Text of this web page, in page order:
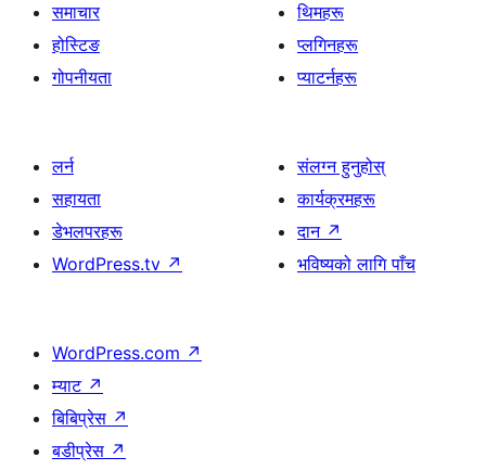
समाचार
होस्टिङ
गोपनीयता
थिमहरू
प्लगिनहरू
प्याटर्नहरू
लर्न
सहायता
डेभलपरहरू
WordPress.tv ↗
संलग्न हुनुहोस्
कार्यक्रमहरू
दान ↗
भविष्यको लागि पाँच
WordPress.com ↗
म्याट ↗
बिबिप्रेस ↗
बडीप्रेस ↗